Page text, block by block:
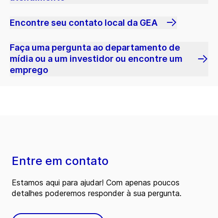
Encontre seu contato local da GEA
Faça uma pergunta ao departamento de
mídia ou a um investidor ou encontre um
emprego
Entre em contato
Estamos aqui para ajudar! Com apenas poucos
detalhes poderemos responder à sua pergunta.